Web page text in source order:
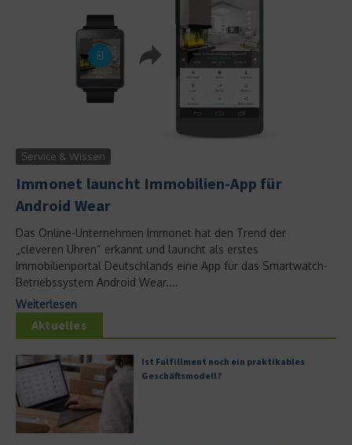
Service & Wissen
Immonet launcht Immobilien-App für
Android Wear
Das Online-Unternehmen Immonet hat den Trend der
„cleveren Uhren“ erkannt und launcht als erstes
Immobilienportal Deutschlands eine App für das Smartwatch-
Betriebssystem Android Wear....
Weiterlesen
Aktuelles
Ist Fulfillment noch ein praktikables
Geschäftsmodell?